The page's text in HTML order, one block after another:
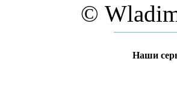
©
Наши